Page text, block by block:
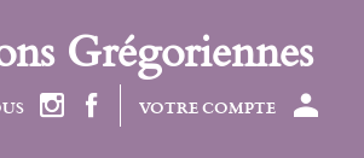
Grégoriennes
VOTRE COMPTE
panel